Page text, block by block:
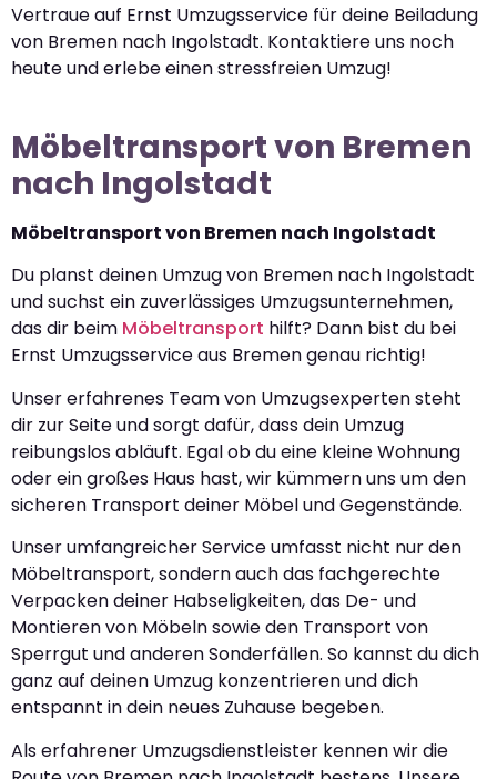
Vertraue auf Ernst Umzugsservice für deine Beiladung
von Bremen nach Ingolstadt. Kontaktiere uns noch
heute und erlebe einen stressfreien Umzug!
Möbeltransport von Bremen
nach Ingolstadt
Möbeltransport von Bremen nach Ingolstadt
Du planst deinen Umzug von Bremen nach Ingolstadt
und suchst ein zuverlässiges Umzugsunternehmen,
das dir beim Möbeltransport hilft? Dann bist du bei
Ernst Umzugsservice aus Bremen genau richtig!
Unser erfahrenes Team von Umzugsexperten steht
dir zur Seite und sorgt dafür, dass dein Umzug
reibungslos abläuft. Egal ob du eine kleine Wohnung
oder ein großes Haus hast, wir kümmern uns um den
sicheren Transport deiner Möbel und Gegenstände.
Unser umfangreicher Service umfasst nicht nur den
Möbeltransport, sondern auch das fachgerechte
Verpacken deiner Habseligkeiten, das De- und
Montieren von Möbeln sowie den Transport von
Sperrgut und anderen Sonderfällen. So kannst du dich
ganz auf deinen Umzug konzentrieren und dich
entspannt in dein neues Zuhause begeben.
Als erfahrener Umzugsdienstleister kennen wir die